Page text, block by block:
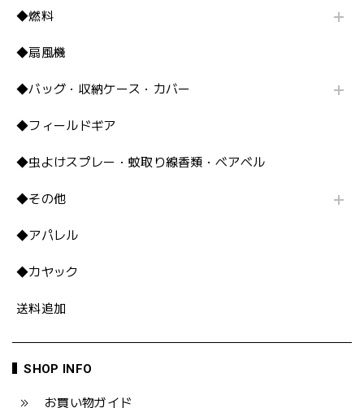
◆燃料
◆扇風機
◆バッグ・収納ケース・カバー
◆フィールドギア
◆虫よけスプレー・蚊取り線香類・ベアベル
◆その他
◆アパレル
◆カヤック
送料追加
SHOP INFO
お買い物ガイド